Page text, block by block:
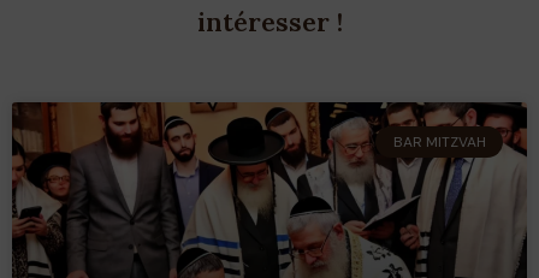
intéresser !
BAR MITZVAH